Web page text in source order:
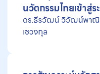
นวัตกรรมไทยเข้าสู่
ชาติ กรณีศึกษานวั
ดร.ธีรวัฒน์ วิวัฒน์พา
เชวงกุล